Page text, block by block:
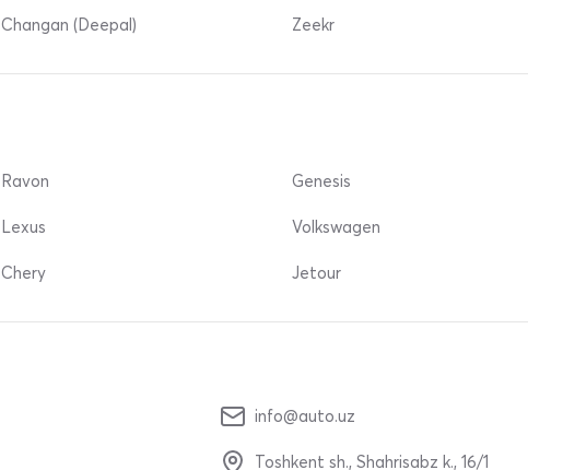
Changan (Deepal) Zeekr
Ravon
Lexus
Chery
Genesis
Volkswagen
Jetour
info@auto.uz
Toshkent sh., Shahrisabz k., 16/1